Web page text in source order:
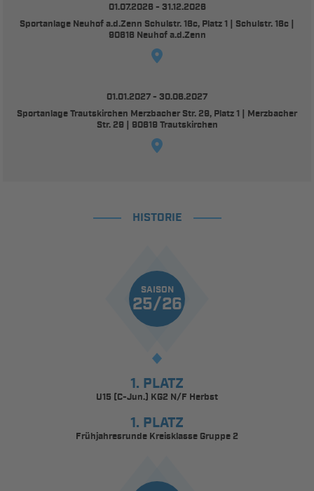
01.07.2026 - 31.12.2026
Sportanlage Neuhof a.d.Zenn Schulstr. 16c, Platz 1 | Schulstr. 16c |
90616 Neuhof a.d.Zenn
01.01.2027 - 30.06.2027
Sportanlage Trautskirchen Merzbacher Str. 29, Platz 1 | Merzbacher
Str. 29 | 90619 Trautskirchen
HISTORIE
SAISON
25/26
1. PLATZ
U15 (C-Jun.) KG2 N/F Herbst
1. PLATZ
Frühjahresrunde Kreisklasse Gruppe 2